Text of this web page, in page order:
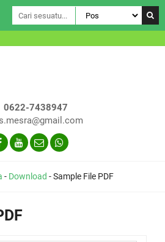
0622-7438947
- Download -Sample File PDF